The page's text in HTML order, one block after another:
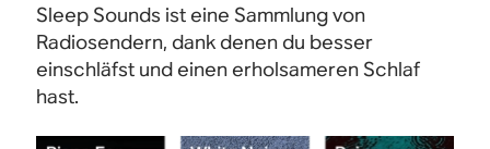
Sleep Sounds ist eine Sammlung von
Radiosendern, dank denen du besser
einschläfst und einen erholsameren Schlaf
hast.